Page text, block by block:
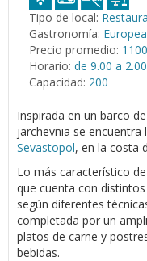
Tipo de local:
Gastronomía: Europea
Precio promedio:
Horario: de 9.00 a
Capacidad: 200
Inspirada en un barco
jarchevnia se
Sevastopol, en la costa
Lo más característico
que cuenta con
según diferentes
completada por un
platos de carne y
bebidas.